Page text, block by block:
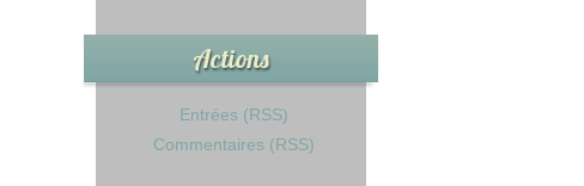
Actions
Entrées (RSS)
Commentaires (RSS)